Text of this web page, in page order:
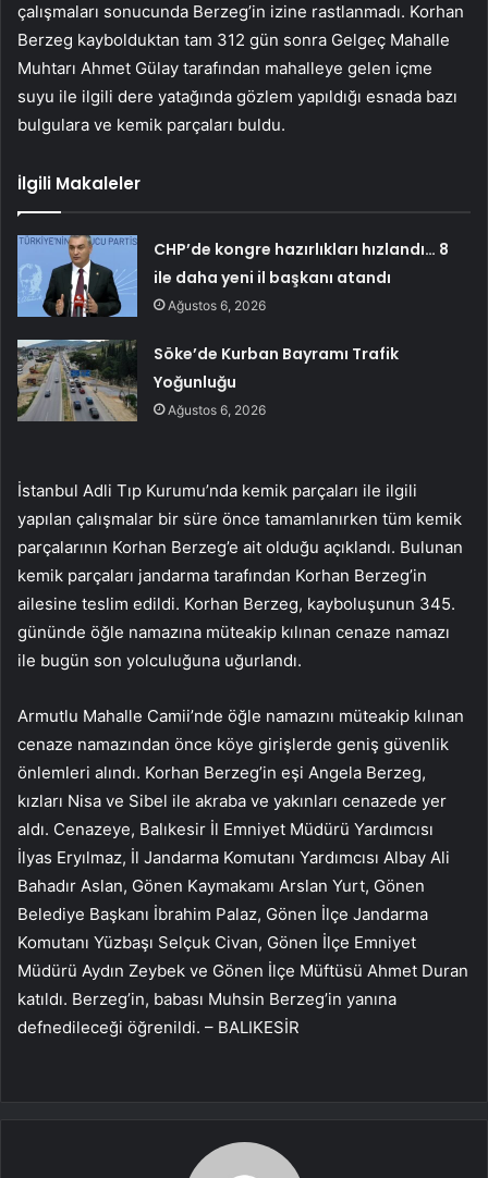
çalışmaları sonucunda Berzeg’in izine rastlanmadı. Korhan
Berzeg kaybolduktan tam 312 gün sonra Gelgeç Mahalle
Muhtarı Ahmet Gülay tarafından mahalleye gelen içme
suyu ile ilgili dere yatağında gözlem yapıldığı esnada bazı
bulgulara ve kemik parçaları buldu.
İlgili Makaleler
CHP’de kongre hazırlıkları hızlandı… 8
ile daha yeni il başkanı atandı
Ağustos 6, 2026
Söke’de Kurban Bayramı Trafik
Yoğunluğu
Ağustos 6, 2026
İstanbul Adli Tıp Kurumu’nda kemik parçaları ile ilgili
yapılan çalışmalar bir süre önce tamamlanırken tüm kemik
parçalarının Korhan Berzeg’e ait olduğu açıklandı. Bulunan
kemik parçaları jandarma tarafından Korhan Berzeg’in
ailesine teslim edildi. Korhan Berzeg, kayboluşunun 345.
gününde öğle namazına müteakip kılınan cenaze namazı
ile bugün son yolculuğuna uğurlandı.
Armutlu Mahalle Camii’nde öğle namazını müteakip kılınan
cenaze namazından önce köye girişlerde geniş güvenlik
önlemleri alındı. Korhan Berzeg’in eşi Angela Berzeg,
kızları Nisa ve Sibel ile akraba ve yakınları cenazede yer
aldı. Cenazeye, Balıkesir İl Emniyet Müdürü Yardımcısı
İlyas Eryılmaz, İl Jandarma Komutanı Yardımcısı Albay Ali
Bahadır Aslan, Gönen Kaymakamı Arslan Yurt, Gönen
Belediye Başkanı İbrahim Palaz, Gönen İlçe Jandarma
Komutanı Yüzbaşı Selçuk Civan, Gönen İlçe Emniyet
Müdürü Aydın Zeybek ve Gönen İlçe Müftüsü Ahmet Duran
katıldı. Berzeg’in, babası Muhsin Berzeg’in yanına
defnedileceği öğrenildi. – BALIKESİR